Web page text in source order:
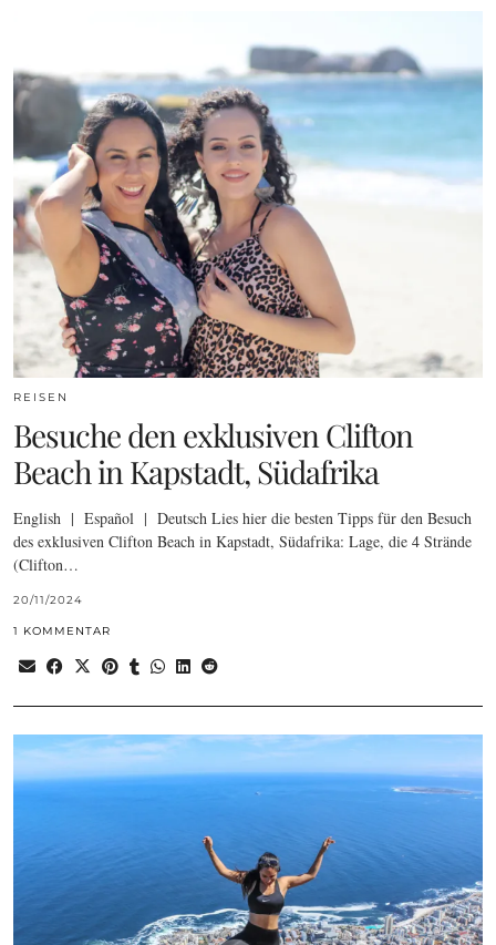
REISEN
Besuche den exklusiven Clifton
Beach in Kapstadt, Südafrika
English | Español | Deutsch Lies hier die besten Tipps für den Besuch
des exklusiven Clifton Beach in Kapstadt, Südafrika: Lage, die 4 Strände
(Clifton…
20/11/2024
1 KOMMENTAR